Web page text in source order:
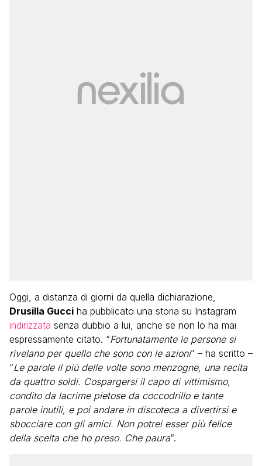
Oggi, a distanza di giorni da quella dichiarazione,
Drusilla Gucci ha pubblicato una storia su Instagram
indirizzata senza dubbio a lui, anche se non lo ha mai
espressamente citato. “Fortunatamente le persone si
rivelano per quello che sono con le azioni” – ha scritto –
“Le parole il più delle volte sono menzogne, una recita
da quattro soldi. Cospargersi il capo di vittimismo,
condito da lacrime pietose da coccodrillo e tante
parole inutili, e poi andare in discoteca a divertirsi e
sbocciare con gli amici. Non potrei esser più felice
della scelta che ho preso. Che paura“.